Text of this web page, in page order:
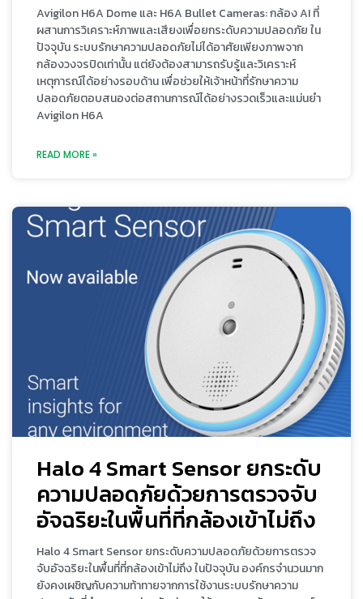
Avigilon H6A Dome และ H6A Bullet Cameras: กล้อง AI ที่
ผสานการวิเคราะห์ภาพและเสียงเพื่อยกระดับความปลอดภัย ใน
ปัจจุบัน ระบบรักษาความปลอดภัยไม่ได้อาศัยเพียงภาพจาก
กล้องวงจรปิดเท่านั้น แต่ยังต้องสามารถรับรู้และวิเคราะห์
เหตุการณ์ได้อย่างรอบด้าน เพื่อช่วยให้เจ้าหน้าที่รักษาความ
ปลอดภัยตอบสนองต่อสถานการณ์ได้อย่างรวดเร็วและแม่นยำ
Avigilon H6A
READ MORE »
Halo 4 Smart Sensor ยกระดับ
ความปลอดภัยด้วยการตรวจจับ
อัจฉริยะในพื้นที่ที่กล้องเข้าไม่ถึง
Halo 4 Smart Sensor ยกระดับความปลอดภัยด้วยการตรวจ
จับอัจฉริยะในพื้นที่ที่กล้องเข้าไม่ถึง ในปัจจุบัน องค์กรจำนวนมาก
ยังคงเผชิญกับความท้าทายจากการใช้งานระบบรักษาความ